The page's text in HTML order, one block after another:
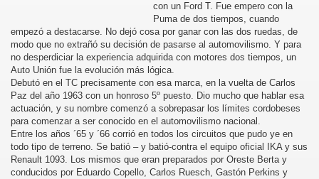
con un Ford T. Fue empero con la
Puma de dos tiempos, cuando
empezó a destacarse. No dejó cosa por ganar con las dos ruedas, de
modo que no extrañó su decisión de pasarse al automovilismo. Y para
no desperdiciar la experiencia adquirida con motores dos tiempos, un
Auto Unión fue la evolución más lógica.
Debutó en el TC precisamente con esa marca, en la vuelta de Carlos
Paz del año 1963 con un honroso 5º puesto. Dio mucho que hablar esa
actuación, y su nombre comenzó a sobrepasar los límites cordobeses
para comenzar a ser conocido en el automovilismo nacional.
Entre los años ´65 y ´66 corrió en todos los circuitos que pudo ye en
todo tipo de terreno. Se batió – y batió-contra el equipo oficial IKA y sus
Renault 1093. Los mismos que eran preparados por Oreste Berta y
conducidos por Eduardo Copello, Carlos Ruesch, Gastón Perkins y